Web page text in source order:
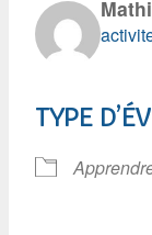
TYPE